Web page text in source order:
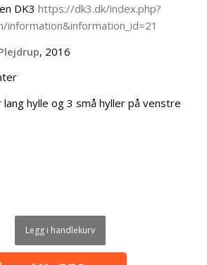
DK3 https://dk3.dk/index.php?
information&information_id=21
, 2016
hylle og 3 små hyller på venstre
Legg i handlekurv